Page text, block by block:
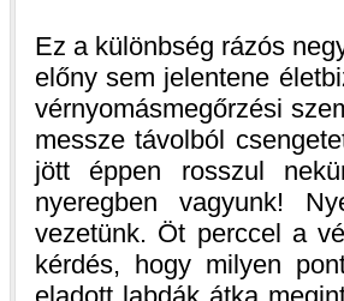
Ez a különbség rázós
előny sem jelentene
vérnyomásmegőrzési
messze távolból
jött éppen rosszul
nyeregben vagyunk!
vezetünk. Öt perccel a
kérdés, hogy milyen